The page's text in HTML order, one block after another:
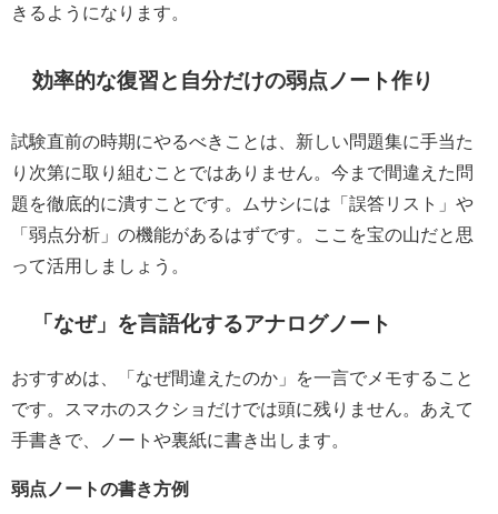
きるようになります。
効率的な復習と自分だけの弱点ノート作り
試験直前の時期にやるべきことは、新しい問題集に手当た
り次第に取り組むことではありません。今まで間違えた問
題を徹底的に潰すことです。ムサシには「誤答リスト」や
「弱点分析」の機能があるはずです。ここを宝の山だと思
って活用しましょう。
「なぜ」を言語化するアナログノート
おすすめは、 「なぜ間違えたのか」を一言でメモする こと
です。スマホのスクショだけでは頭に残りません。あえて
手書きで、ノートや裏紙に書き出します。
弱点ノートの書き方例